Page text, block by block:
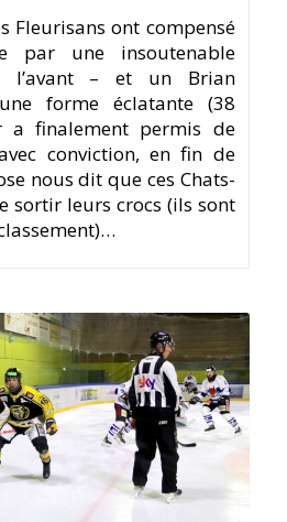
Fleurisans ont compensé
par une insoutenable
l’avant – et un Brian
forme éclatante (38
a finalement permis de
conviction, en fin de
nous dit que ces Chats-
sortir leurs crocs (ils sont